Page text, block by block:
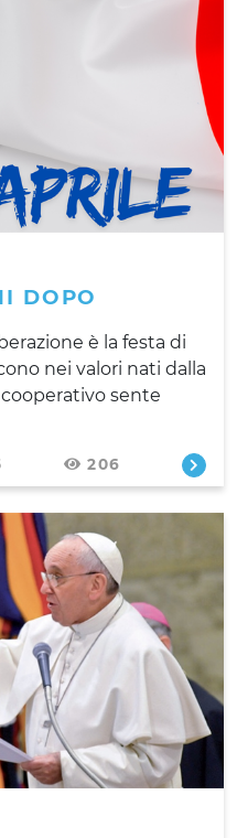
DOPO
è la festa di
nei valori nati dalla
sente
206